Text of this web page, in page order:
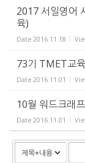
2017 서일영어
육)
Date 2016.11.18
73기 TMET교
Date 2016.11.01
10월 워드크래
Date 2016.11.01